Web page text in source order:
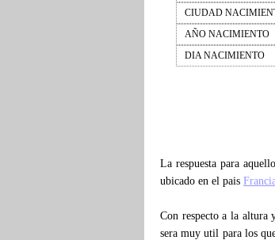
CIUDAD
AÑO NACIMIENTO
DIA NACIMIENTO
La respuesta para
ubicado en el pais
Con respecto a la altura
sera muy util para los